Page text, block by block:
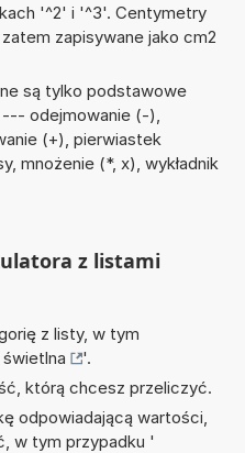
'^2' i '^3'. Centymetry
zapisywane jako cm2
są tylko podstawowe
odejmowanie (-),
(+), pierwiastek
mnożenie (*, x), wykładnik
z listami
z listy, w tym
'.
którą chcesz przeliczyć.
odpowiadającą wartości,
w tym przypadku '